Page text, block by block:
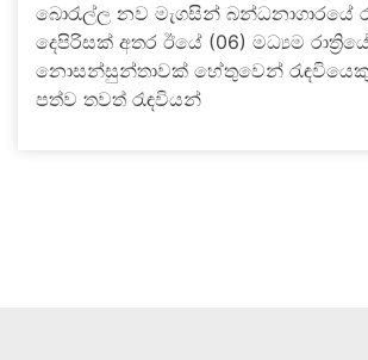
බොරැල්ල නව මැගසින් බන්ධනාගාරයේ
දෙපිරිසක් අතර ඊයේ (06) මධ්‍යම
නොසන්සුන්තාවක් හේතුවෙන්
පත්ව තවත් රැඳවියන්